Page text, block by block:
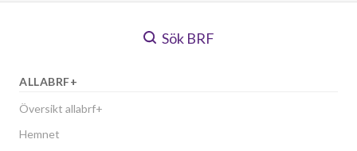
Sök BRF
ALLABRF+
Översikt allabrf+
Hemnet